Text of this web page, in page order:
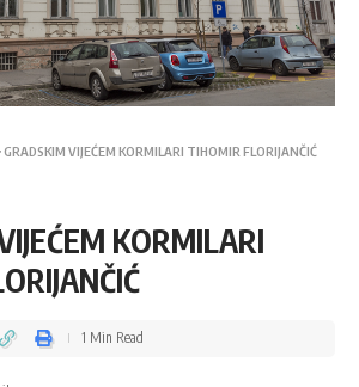
GRADSKIM VIJEĆEM KORMILARI TIHOMIR FLORIJANČIĆ
KORMILARI
1 Min Read